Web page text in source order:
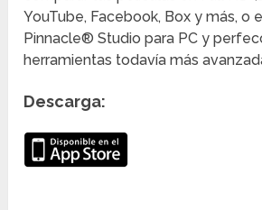
YouTube, Facebook, Box y más, o
Pinnacle® Studio para PC y
herramientas todavía más
Descarga: